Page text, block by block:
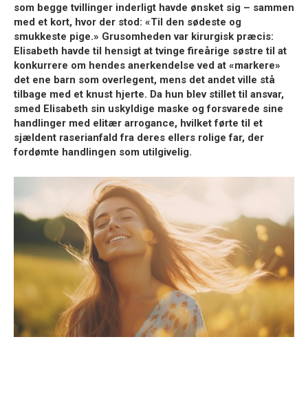
som begge tvillinger inderligt havde ønsket sig – sammen
med et kort, hvor der stod: «Til den sødeste og
smukkeste pige.» Grusomheden var kirurgisk præcis:
Elisabeth havde til hensigt at tvinge fireårige søstre til at
konkurrere om hendes anerkendelse ved at «markere»
det ene barn som overlegent, mens det andet ville stå
tilbage med et knust hjerte. Da hun blev stillet til ansvar,
smed Elisabeth sin uskyldige maske og forsvarede sine
handlinger med elitær arrogance, hvilket førte til et
sjældent raserianfald fra deres ellers rolige far, der
fordømte handlingen som utilgivelig.